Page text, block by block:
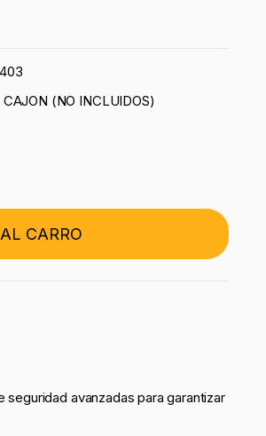
CAJON (NO INCLUIDOS)
CARRO
avanzadas para garantizar